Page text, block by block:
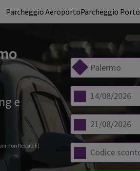
Parcheggio AeroportoParcheggio Porto
e
non flessibili)